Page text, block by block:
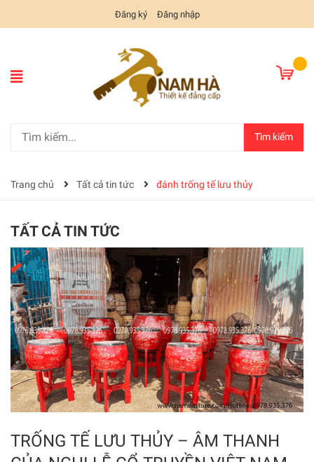
Đăng ký Đăng nhập
Tìm kiếm
Trang chủ Tất cả tin tức đánh trống tế lưu thủy
TẤT CẢ TIN TỨC
TRỐNG TẾ LƯU THỦY – ÂM THANH